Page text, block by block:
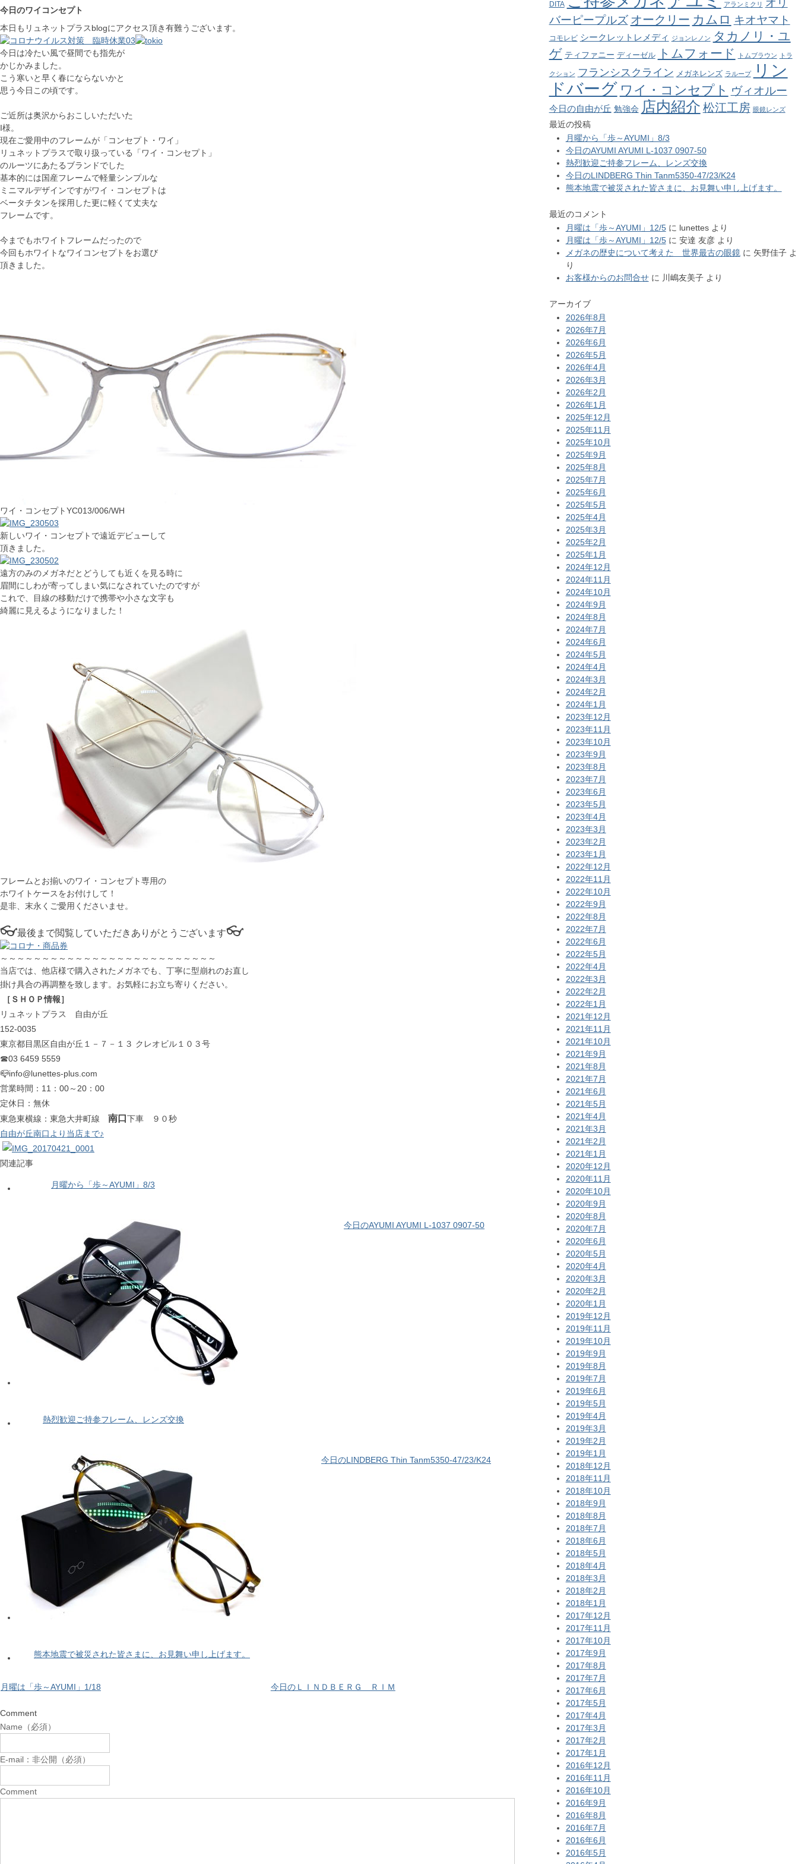
今日のワイコンセプト
本日もリュネットプラスblogにアクセス頂き有難うございます。
今日は冷たい風で昼間でも指先が
かじかみました。
こう寒いと早く春にならないかと
思う今日この頃です。
ご近所は奥沢からおこしいただいた
I様。
現在ご愛用中のフレームが「コンセプト・ワイ」
リュネットプラスで取り扱っている「ワイ・コンセプト」
のルーツにあたるブランドでした
基本的には国産フレームで軽量シンプルな
ミニマルデザインですがワイ・コンセプトは
ベータチタンを採用した更に軽くて丈夫な
フレームです。
今までもホワイトフレームだったので
今回もホワイトなワイコンセプトをお選び
頂きました。
ワイ・コンセプトYC013/006/WH
新しいワイ・コンセプトで遠近デビューして
頂きました。
遠方のみのメガネだとどうしても近くを見る時に
眉間にしわが寄ってしまい気になされていたのですが
これで、目線の移動だけで携帯や小さな文字も
綺麗に見えるようになりました！
フレームとお揃いのワイ・コンセプト専用の
ホワイトケースをお付けして！
是非、末永くご愛用くださいませ。
👓最後まで閲覧していただきありがとうございます👓
～～～～～～～～～～～～～～～～～～～～～～～～～～
当店では、他店様で購入されたメガネでも、丁寧に型崩れのお直し
掛け具合の再調整を致します。お気軽にお立ち寄りください。
［ＳＨＯＰ情報］
リュネットプラス 自由が丘
152-0035
東京都目黒区自由が丘１－７－１３ クレオビル１０３号
☎03 6459 5559
📪info@lunettes-plus.com
営業時間：11：00～20：00
定休日：無休
東急東横線：東急大井町線 南口 下車 ９０秒
自由が丘南口より当店まで♪
関連記事
月曜から「歩～AYUMI」8/3
今日のAYUMI AYUMI L-1037 0907-50
熱烈歓迎ご持参フレーム、レンズ交換
今日のLINDBERG Thin Tanm5350-47/23/K24
熊本地震で被災された皆さまに、お見舞い申し上げます。
月曜は「歩～AYUMI」1/18 今日のＬＩＮＤＢＥＲＧ ＲＩＭ
Comment
Name（必須）
E-mail：非公開（必須）
Comment
DITA アランミクリ
オリ
バーピープルズ オークリー カムロ キオヤマト
コモレビ シークレットレメディ ジョンレノン タカノリ・ユ
ゲ ティファニー ディーゼル トムフォード トムブラウン トラ
クション フランシスクライン メガネレンズ ラループ
リン
ドバーグ ワイ・コンセプト ヴィオルー
今日の自由が丘 勉強会 店内紹介 松江工房 眼鏡レンズ
最近の投稿
月曜から「歩～AYUMI」8/3
今日のAYUMI AYUMI L-1037 0907-50
熱烈歓迎ご持参フレーム、レンズ交換
今日のLINDBERG Thin Tanm5350-47/23/K24
熊本地震で被災された皆さまに、お見舞い申し上げます。
最近のコメント
月曜は「歩～AYUMI」12/5に lunettesより
月曜は「歩～AYUMI」12/5に 安達 友彦より
メガネの歴史について考えた 世界最古の眼鏡に 矢野佳子よ
り
お客様からのお問合せに 川嶋友美子より
アーカイブ
2026年8月
2026年7月
2026年6月
2026年5月
2026年4月
2026年3月
2026年2月
2026年1月
2025年12月
2025年11月
2025年10月
2025年9月
2025年8月
2025年7月
2025年6月
2025年5月
2025年4月
2025年3月
2025年2月
2025年1月
2024年12月
2024年11月
2024年10月
2024年9月
2024年8月
2024年7月
2024年6月
2024年5月
2024年4月
2024年3月
2024年2月
2024年1月
2023年12月
2023年11月
2023年10月
2023年9月
2023年8月
2023年7月
2023年6月
2023年5月
2023年4月
2023年3月
2023年2月
2023年1月
2022年12月
2022年11月
2022年10月
2022年9月
2022年8月
2022年7月
2022年6月
2022年5月
2022年4月
2022年3月
2022年2月
2022年1月
2021年12月
2021年11月
2021年10月
2021年9月
2021年8月
2021年7月
2021年6月
2021年5月
2021年4月
2021年3月
2021年2月
2021年1月
2020年12月
2020年11月
2020年10月
2020年9月
2020年8月
2020年7月
2020年6月
2020年5月
2020年4月
2020年3月
2020年2月
2020年1月
2019年12月
2019年11月
2019年10月
2019年9月
2019年8月
2019年7月
2019年6月
2019年5月
2019年4月
2019年3月
2019年2月
2019年1月
2018年12月
2018年11月
2018年10月
2018年9月
2018年8月
2018年7月
2018年6月
2018年5月
2018年4月
2018年3月
2018年2月
2018年1月
2017年12月
2017年11月
2017年10月
2017年9月
2017年8月
2017年7月
2017年6月
2017年5月
2017年4月
2017年3月
2017年2月
2017年1月
2016年12月
2016年11月
2016年10月
2016年9月
2016年8月
2016年7月
2016年6月
2016年5月